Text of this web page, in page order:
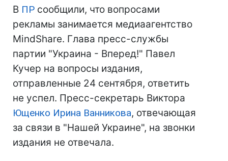
В ПР сообщили, что вопросами
рекламы занимается медиаагентство
MindShare. Глава пресс-службы
партии "Украина - Вперед!" Павел
Кучер на вопросы издания,
отправленные 24 сентября, ответить
не успел. Пресс-секретарь Виктора
Ющенко Ирина Ванникова, отвечающая
за связи в "Нашей Украине", на звонки
издания не отвечала.